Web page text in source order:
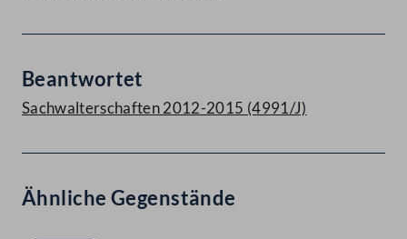
Beantwortet
Sachwalterschaften 2012-2015 (4991/J)
Ähnliche Gegenstände